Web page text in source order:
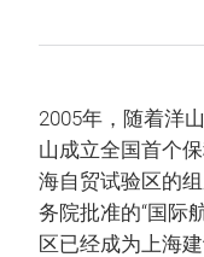
2005年，随着洋
山成立全国首个
海自贸试验区的
务院批准的“国际
区已经成为上海